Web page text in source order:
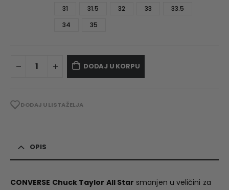
31
31.5 32 33
33.5
34
35
DODAJ U KORPU
DODAJ U LISTA ŽELJA
OPIS
CONVERSE Chuck Taylor All Star smanjen u veličini za